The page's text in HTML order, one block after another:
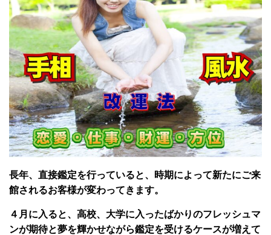
長年、直接鑑定を行っていると、時期によって新たにご来
館されるお客様が変わってきます。
４月に入ると、高校、大学に入ったばかりのフレッシュマ
ンが期待と夢を輝かせながら鑑定を受けるケースが増えて